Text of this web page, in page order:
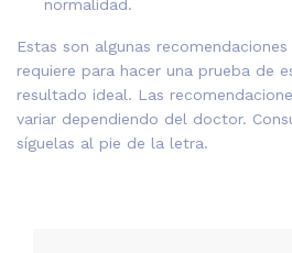
normalidad.
Estas son algunas
requiere para hacer una prueba de
resultado ideal. Las
variar dependiendo del doctor.
síguelas al pie de la letra.